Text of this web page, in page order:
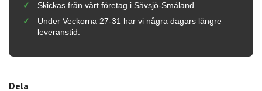
Skickas från vårt företag i Sävsjö-Småland
Under Veckorna 27-31 har vi några dagars längre
leveranstid.
Dela